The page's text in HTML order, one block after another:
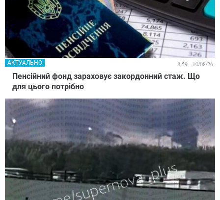
Пенсійний фонд зараховує закордонний стаж. Що
для цього потрібно
АКТУАЛЬНО 8:59 - 10/08/26